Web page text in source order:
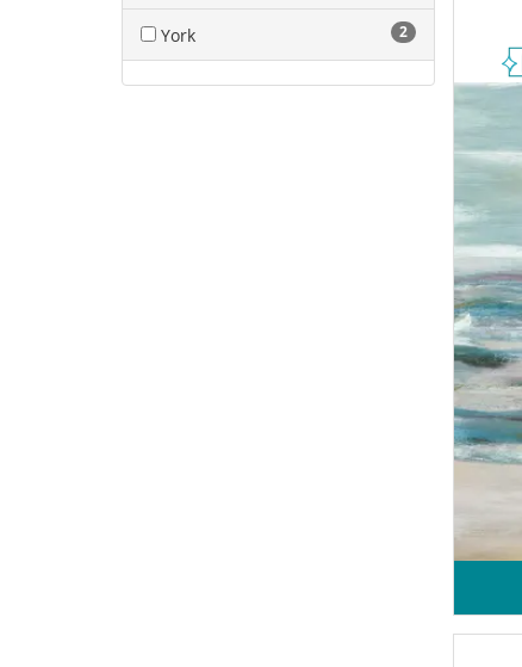
York 2